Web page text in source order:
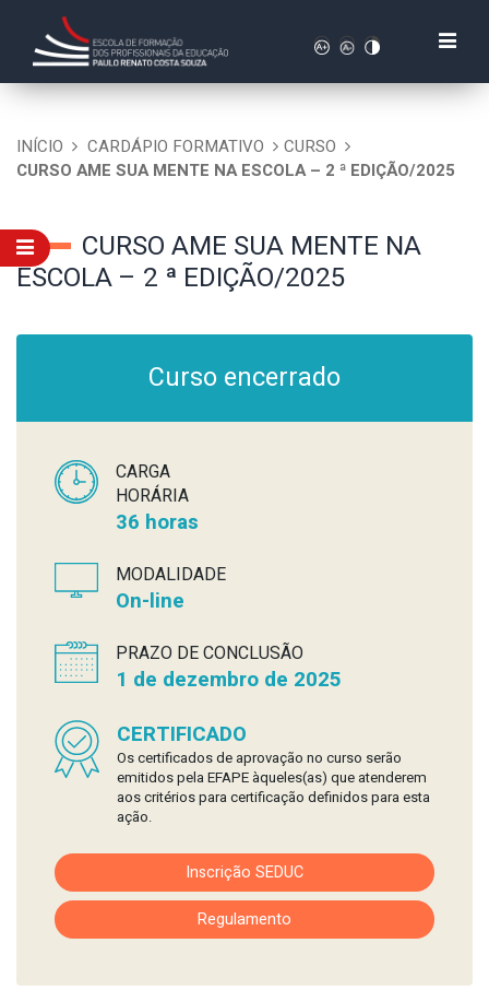
INÍCIO CARDÁPIO FORMATIVO
CURSO
CURSO AME SUA MENTE NA ESCOLA – 2 ª EDIÇÃO/2025
CURSO AME SUA MENTE NA
ESCOLA – 2 ª EDIÇÃO/2025
Curso encerrado
CARGA
HORÁRIA
36 horas
MODALIDADE
On-line
PRAZO DE CONCLUSÃO
1 de dezembro de 2025
CERTIFICADO
Os certificados de aprovação no curso serão
emitidos pela EFAPE àqueles(as) que atenderem
aos critérios para certificação definidos para esta
ação.
Inscrição SEDUC
Regulamento